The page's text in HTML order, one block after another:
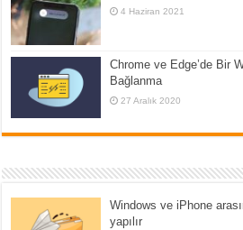
4 Haziran 2021
Chrome ve Edge’de Bir
Bağlanma
27 Aralık 2020
Windows ve iPhone
yapılır